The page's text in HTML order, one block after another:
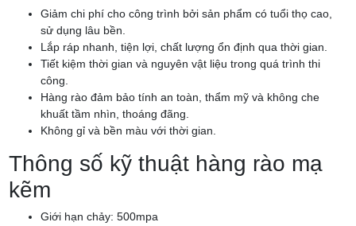
Giảm chi phí cho công trình bởi sản phẩm có tuổi thọ cao,
sử dụng lâu bền.
Lắp ráp nhanh, tiện lợi, chất lượng ổn định qua thời gian.
Tiết kiệm thời gian và nguyên vật liệu trong quá trình thi
công.
Hàng rào đảm bảo tính an toàn, thẩm mỹ và không che
khuất tầm nhìn, thoáng đãng.
Không gỉ và bền màu với thời gian.
Thông số kỹ thuật hàng rào mạ
kẽm
Giới hạn chảy: 500mpa